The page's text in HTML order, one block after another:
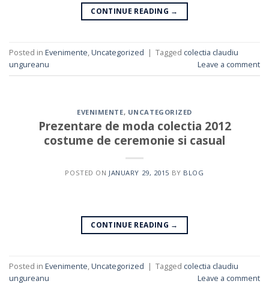
CONTINUE READING →
Posted in Evenimente,Uncategorized | Tagged colectia claudiu
ungureanu
Leave a comment
EVENIMENTE, UNCATEGORIZED
Prezentare de moda colectia 2012
costume de ceremonie si casual
POSTED ON JANUARY 29, 2015 BY BLOG
CONTINUE READING →
Posted in Evenimente,Uncategorized | Tagged colectia claudiu
ungureanu
Leave a comment